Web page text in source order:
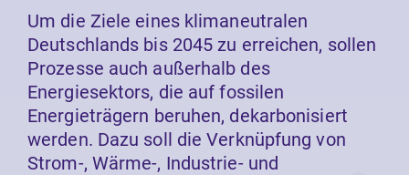
Um die Ziele eines klimaneutralen
Deutschlands bis 2045 zu erreichen, sollen
Prozesse auch außerhalb des
Energiesektors, die auf fossilen
Energieträgern beruhen, dekarbonisiert
werden. Dazu soll die Verknüpfung von
Strom-, Wärme-, Industrie- und